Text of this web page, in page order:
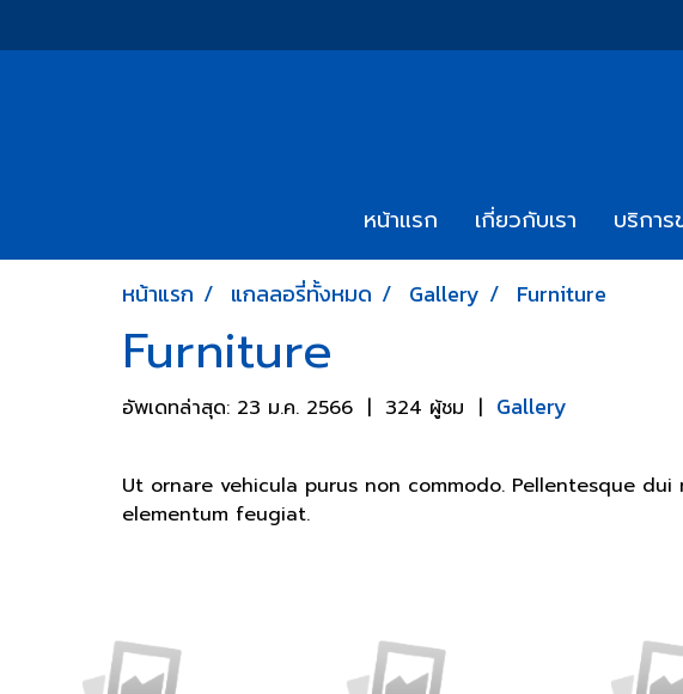
หน้าแรก เกี่ยวกับเรา บริการ
หน้าแรก แกลลอรี่ทั้งหมด Gallery Furniture
Furniture
อัพเดทล่าสุด: 23 ม.ค. 2566 | 324 ผู้ชม | Gallery
Ut ornare vehicula purus non commodo. Pellentesque
elementum feugiat.